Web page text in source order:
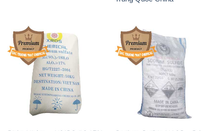
Phèn Nhôm – Al2(SO4)3 17%
Trung Quốc China
Sodium Sulfide NA2S – Đá
Thối Liyuan Trung Quốc China